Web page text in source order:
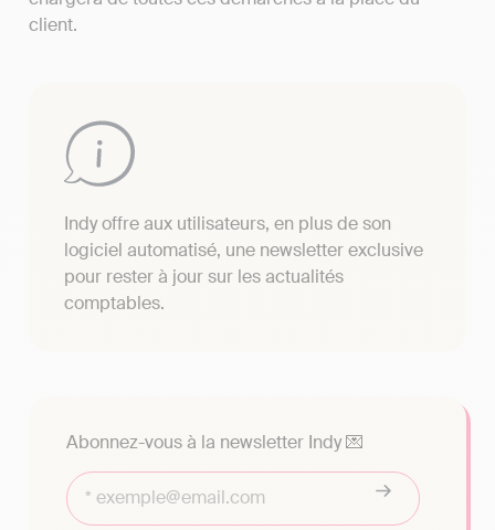
client.
Indy offre aux utilisateurs, en plus de son
logiciel automatisé, une newsletter exclusive
pour rester à jour sur les actualités
comptables.
Abonnez-vous à la newsletter Indy 💌